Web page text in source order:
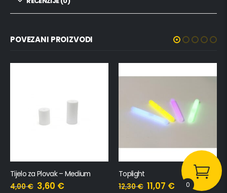
POVEZANI PROIZVODI
Tijelo za Plovak – Medium
4,00€ 3,60 €
Toplight
12,30€ 11,07 € 0